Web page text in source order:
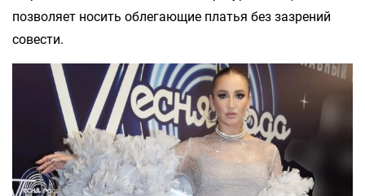
позволяет носить облегающие платья без зазрений
совести.